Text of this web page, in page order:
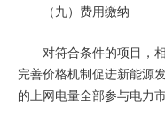
（九）费用缴纳
对符合条件的项目，
完善价格机制促进新能源
的上网电量全部参与电力